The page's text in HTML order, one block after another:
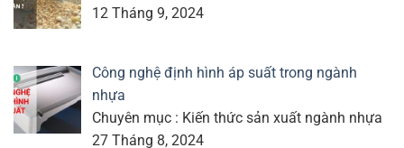
12 Tháng 9, 2024
Công nghệ định hình áp suất trong ngành
nhựa
Chuyên mục : Kiến thức sản xuất ngành nhựa
27 Tháng 8, 2024